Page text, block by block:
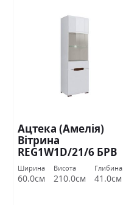
Ацтека (Амелія)
Вітрина
REG1W1D/21/6 БРВ
Україна
Ширина
60.0см
Висота
210.0см
Глибина
41.0см